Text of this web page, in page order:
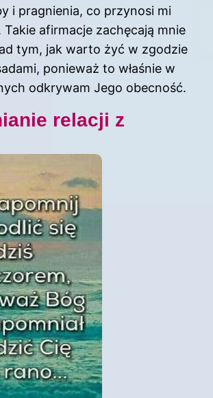
i pragnienia, co przynosi mi
Takie afirmacje zachęcają mnie
tym, jak warto żyć w zgodzie
ponieważ to właśnie w
odkrywam Jego obecność.
relacji z